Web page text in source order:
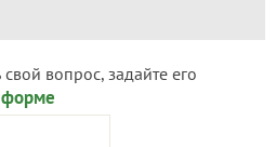
свой вопрос, задайте его
форме